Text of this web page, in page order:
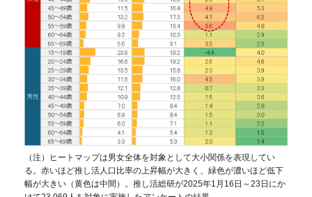
（注）ヒートマップは男女全体を対象として大小関係を表現してい
る。赤いほど推し活人口比率の上昇幅が大きく、緑色が濃いほど低下
幅が大きい（黄色は中間）。推し活総研が2025年1月16日～23日にか